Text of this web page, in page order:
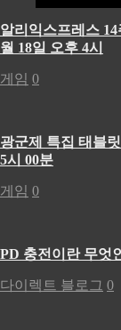
알리익스프레스
월 18일 오후 4시
게임 0
광군제 특집 태블
5시 00분
게임 0
PD 충전이란 무엇
다이렉트 블로그 0